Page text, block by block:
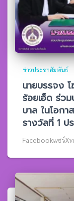
ข่าวประชาสัมพันธ์
นายบรรจง
ร้อยเอ็ด ร่ว
บาล ในโอกา
รางวัลที่ 1 ป
Facebookแชร์X